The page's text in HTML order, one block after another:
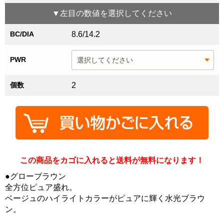
▼左目 の数値を選択してください
BC/DIA 8.6/14.2
PWR
個数 2
この商品をカゴに入れると送料が無料になります！
●グローブラウン
全方位ピュア盛れ。
ベージュのハイライトカラーがピュアに輝く水光ブラウ
ン。